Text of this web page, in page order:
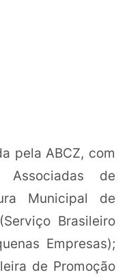
pela ABCZ, com
Associadas de
Municipal de
Brasileiro
Empresas);
de Promoção